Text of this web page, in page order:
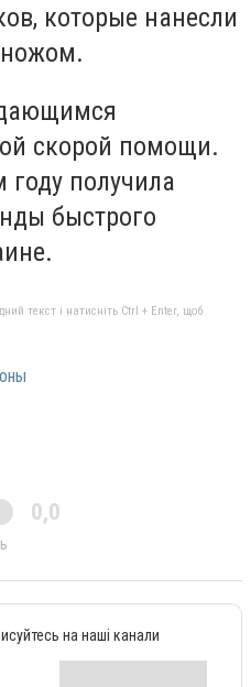
которые нанесли
скорой помощи.
году получила
быстрого
текст і натисніть Ctrl + Enter, щоб
0,0
на наші канали